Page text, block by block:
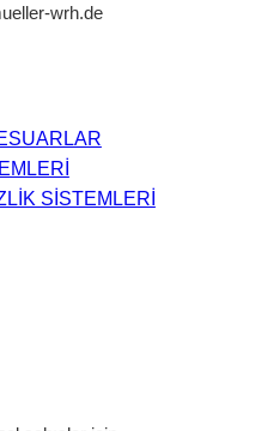
wrh.de
SİSTEMLERİ